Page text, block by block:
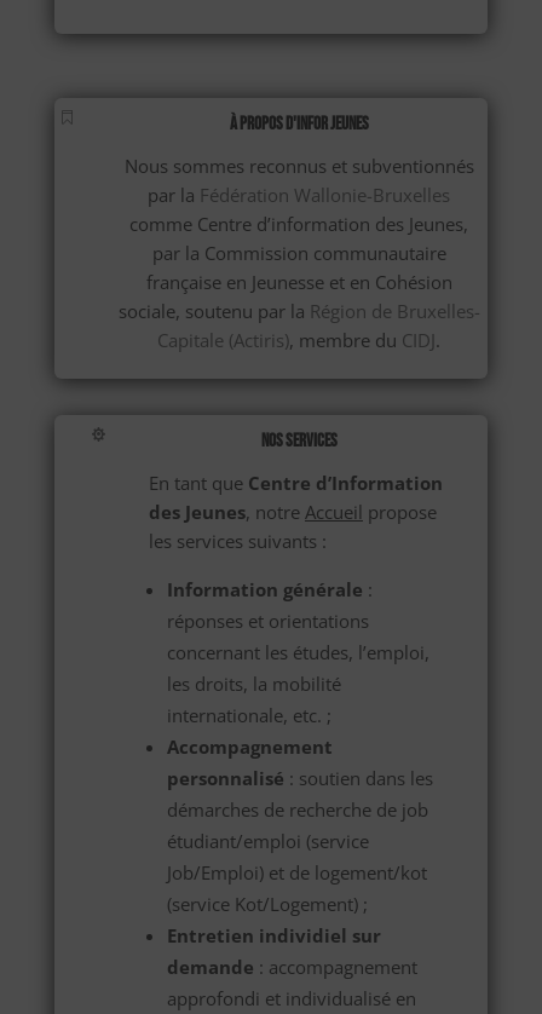
 À propos d'Infor Jeunes
Nous sommes reconnus et subventionnés
par la Fédération Wallonie-Bruxelles
comme Centre d’information des Jeunes,
par la Commission communautaire
française en Jeunesse et en Cohésion
sociale, soutenu par la Région de Bruxelles-
Capitale (Actiris), membre du CIDJ .
 Nos Services
En tant que Centre d’Information
des Jeunes, notre Accueil propose
les services suivants :
Information générale :
réponses et orientations
concernant les études, l’emploi,
les droits, la mobilité
internationale, etc. ;
Accompagnement
personnalisé : soutien dans les
démarches de recherche de job
étudiant/emploi (service
Job/Emploi) et de logement/kot
(service Kot/Logement) ;
Entretien individiel sur
demande : accompagnement
approfondi et individualisé en